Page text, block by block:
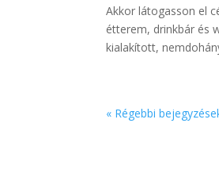
Akkor látogasson el
étterem, drinkbár és
kialakított,
« Régebbi